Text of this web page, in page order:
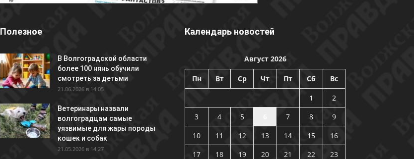
Полезное
В Волгоградской области
более 100 нянь обучили
смотреть за детьми
21.06.2026 в 14:05
Ветеринары назвали
волгоградцам самые
уязвимые для жары породы
кошек и собак
21.05.2026 в 14:27
Календарь новостей
Август 2026
Пн Вт Ср Чт Пт Сб Вс
1
2
3
4 5 7 8
9
10
11 12 13 14 15
16
17
18 19 20 21 22 23